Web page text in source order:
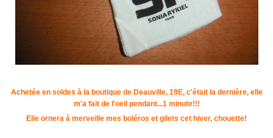
Achetée en soldes à la boutique de Deauville, 19E, c'était la dernière, elle
m'a fait de l'oeil pendant...1 minute!!!
Elle ornera à merveille mes boléros et gilets cet hiver, chouette!